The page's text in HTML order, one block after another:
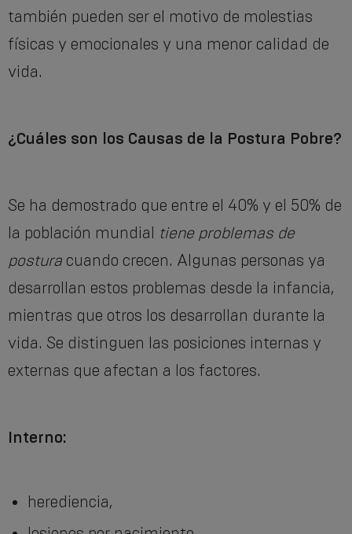
también pueden ser el motivo de molestias
físicas y emocionales y una menor calidad de
vida.
¿Cuáles son los Causas de la Postura Pobre?
Se ha demostrado que entre el 40% y el 50% de
la población mundial tiene problemas de
postura cuando crecen. Algunas personas ya
desarrollan estos problemas desde la infancia,
mientras que otros los desarrollan durante la
vida. Se distinguen las posiciones internas y
externas que afectan a los factores.
Interno:
herediencia,